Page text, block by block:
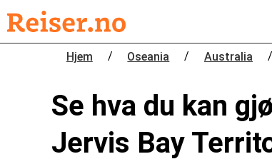
Hjem / Oseania / Australia /
Se hva du kan
Jervis Bay